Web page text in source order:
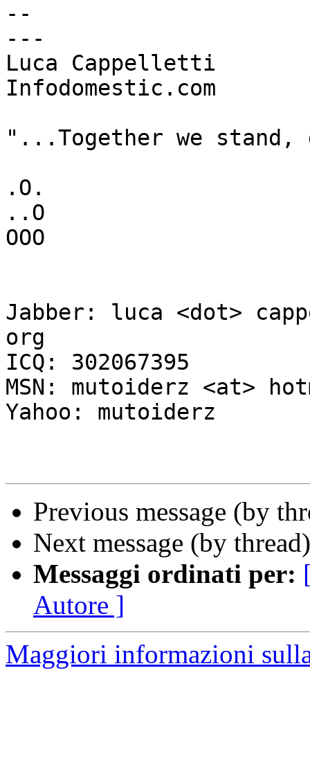
--
---
Luca Cappelletti
Infodomestic.com
"...Together we
.O.
..O
OOO
Jabber: luca <dot>
org
ICQ: 302067395
MSN: mutoiderz <at>
Yahoo: mutoiderz
Previous message (by
Next message (by
Messaggi ordinati per:
Autore ]
Maggiori informazioni